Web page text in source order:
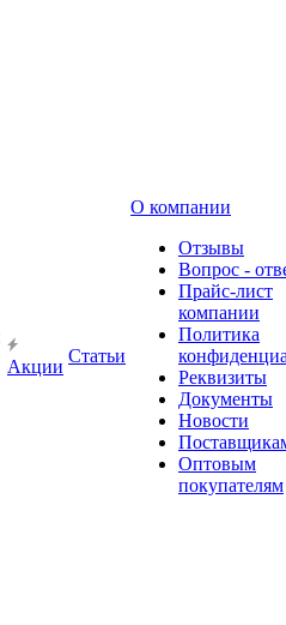
Акции
Статьи
О компании
Отзывы
Вопрос -
Прайс-лист
компании
Политика
Реквизиты
Документы
Новости
Оптовым
покупателям